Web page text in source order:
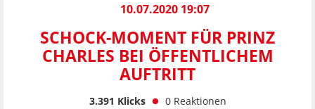
10.07.2020 19:07
SCHOCK-MOMENT FÜR PRINZ
CHARLES BEI ÖFFENTLICHEM
AUFTRITT
3.391 Klicks 0 Reaktionen